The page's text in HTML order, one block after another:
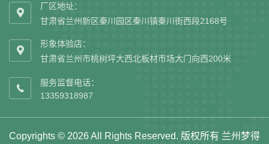

厂区地址：
甘肃省兰州新区秦川园区秦川镇秦川街西段2168号

形象体验店：
甘肃省兰州市桃树坪大西北板材市场大门向西200米

服务监督电话：
13359318987
Copyrights © 2026 All Rights Reserved. 版权所有 兰州梦得